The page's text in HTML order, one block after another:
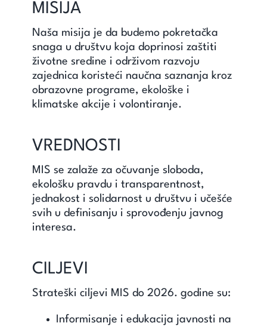
MISIJA
Naša misija je da budemo pokretačka
snaga u društvu koja doprinosi zaštiti
životne sredine i održivom razvoju
zajednica koristeći naučna saznanja kroz
obrazovne programe, ekološke i
klimatske akcije i volontiranje.
VREDNOSTI
MIS se zalaže za očuvanje sloboda,
ekološku pravdu i transparentnost,
jednakost i solidarnost u društvu i učešće
svih u definisanju i sprovođenju javnog
interesa.
CILJEVI
Strateški ciljevi MIS do 2026. godine su:
Informisanje i edukacija javnosti na